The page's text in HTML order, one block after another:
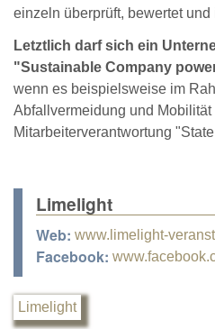
einzeln überprüft, bewertet
Letztlich darf sich ein
"Sustainable Company
wenn es beispielsweise im
Abfallvermeidung und
Mitarbeiterverantwortung
Limelight
Web: www.limelight-
Facebook:
Limelight